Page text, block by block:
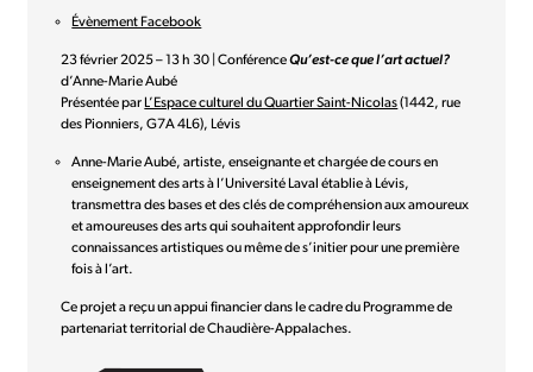
Évènement Facebook
23 février 2025 – 13 h 30 | ConférenceQu’est-ce que l’art actuel?
d’Anne-Marie Aubé
Présentée par L’Espace culturel du Quartier Saint-Nicolas(1442, rue
des Pionniers, G7A 4L6), Lévis
Anne-Marie Aubé, artiste, enseignante et chargée de cours en
enseignement des arts à l’Université Laval établie à Lévis,
transmettra des bases et des clés de compréhension aux amoureux
et amoureuses des arts qui souhaitent approfondir leurs
connaissances artistiques ou même de s’initier pour une première
fois à l’art.
Ce projet a reçu un appui financier dans le cadre du Programme de
partenariat territorial de Chaudière-Appalaches.